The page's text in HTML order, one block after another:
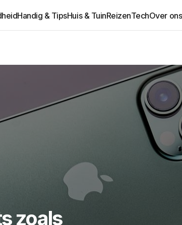
Handig & TipsHuis & TuinReizenTechOver ons
zoals